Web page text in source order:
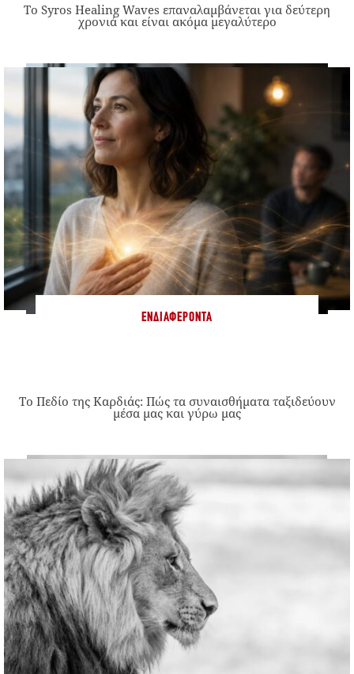
Το Syros Healing Waves επαναλαμβάνεται για δεύτερη
χρονιά και είναι ακόμα μεγαλύτερο
ΕΝΔΙΑΦΈΡΟΝΤΑ
Το Πεδίο της Καρδιάς: Πώς τα συναισθήματα ταξιδεύουν
μέσα μας και γύρω μας